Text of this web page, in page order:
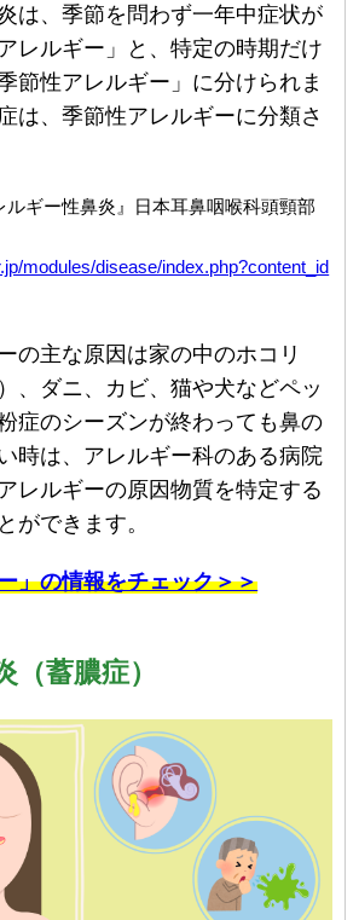
は、季節を問わず一年中症状が
レルギー」と、特定の時期だけ
節性アレルギー」に分けられま
は、季節性アレルギーに分類さ
ルギー性鼻炎』日本耳鼻咽喉科頭頸部
modules/disease/index.php?content_id
の主な原因は家の中のホコリ
、ダニ、カビ、猫や犬などペッ
症のシーズンが終わっても鼻の
時は、アレルギー科のある病院
レルギーの原因物質を特定する
ができます。
」の情報をチェック＞＞
（蓄膿症）